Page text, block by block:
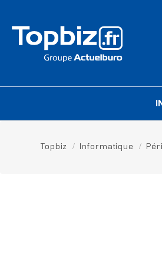
Topbiz Informatique